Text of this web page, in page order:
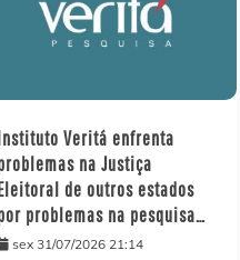
Veritá enfrenta
na Justiça
de outros estados
problemas na pesquisa…
sex 31/07/2026 21:14